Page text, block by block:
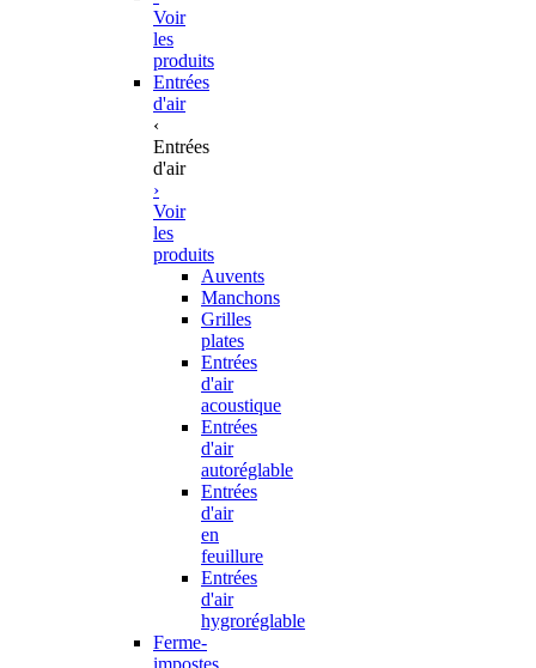
Voir
les
produits
Entrées
d'air
‹
Entrées
d'air
›
Voir
les
produits
Auvents
Manchons
Grilles
plates
Entrées
d'air
acoustique
Entrées
d'air
autoréglable
Entrées
d'air
en
feuillure
Entrées
d'air
hygroréglable
Ferme-
impostes